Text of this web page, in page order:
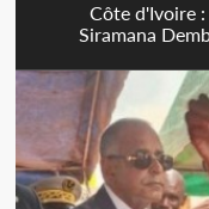
Côte d'Ivoire
Siramana